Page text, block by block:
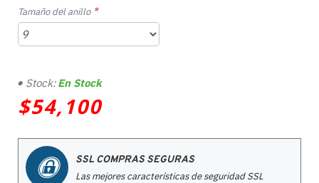
$54,100
Stock: En Stock
Tamaño del anillo
SSL COMPRAS SEGURAS
Las mejores características de seguridad SSL